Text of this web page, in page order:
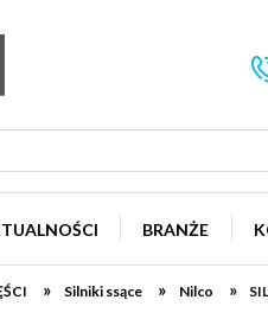
BRANŻE
» Silniki ssące » Nilco »